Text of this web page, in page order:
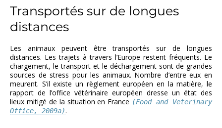
Transportés sur de longues
distances
Les animaux peuvent être transportés sur de longues
distances. Les trajets à travers l’Europe restent fréquents. Le
chargement, le transport et le déchargement sont de grandes
sources de stress pour les animaux. Nombre d’entre eux en
meurent. S’il existe un règlement européen en la matière, le
rapport de l’office vétérinaire européen dresse un état des
lieux mitigé de la situation en France (Food and Veterinary
Office, 2009a).